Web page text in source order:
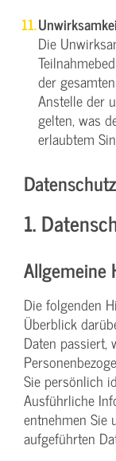
Die
der
Anstelle der
gelten, was
erlaubtem
1.
Allgemeine
Die folgenden
Überblick
Daten passiert,
Sie persönlich
Ausführliche
entnehmen Sie
aufgeführten